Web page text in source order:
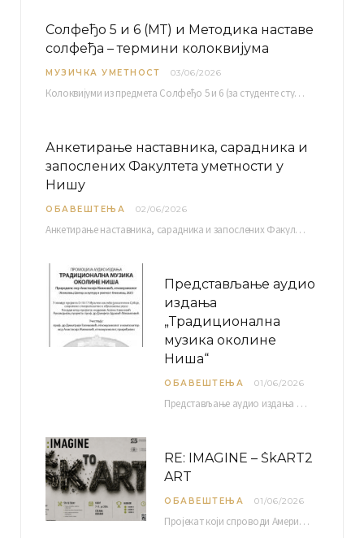
Солфеђо 5 и 6 (МТ) и Методика наставе
солфеђа – термини колоквијума
МУЗИЧКА УМЕТНОСТ 03/06/2026
Колоквијуми из предмета Солфеђо 5 и 6 (за студенте студијског програма Музичка теорија) и Методика…
Анкетирање наставника, сарадника и
запослених Факултета уметности у
Нишу
ОБАВЕШТЕЊА 02/06/2026
Анкетирање наставника, сарадника и запослених Факултета уметности у Нишу ради сачињавања Извештаја о самовредновању биће…
Представљање аудио
издања
„Традиционална
музика околине
Ниша“
ОБАВЕШТЕЊА 01/06/2026
Представљање аудио издања “Традиционална музика околине Ниша” организује се у оквиру пројекта О-10-17 Музичко наслеђе…
RE: IMAGINE – ŠkART2
ART
ОБАВЕШТЕЊА 01/06/2026
Пројекат који спроводи Америчка привредна комора уз подршку компаније Philip Morris International, са циљем повезивања…